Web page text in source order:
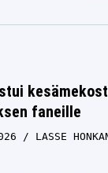
faneille
LASSE